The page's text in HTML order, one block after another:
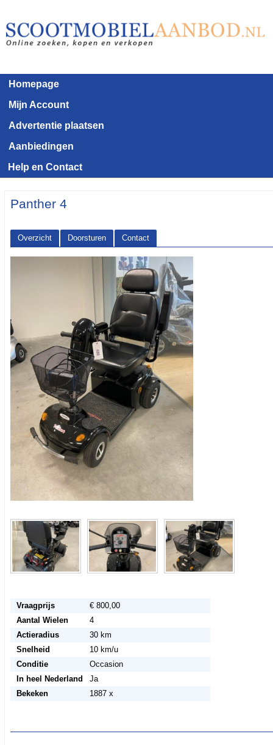
Homepage
Mijn Account
Advertentie plaatsen
Aanbiedingen
Help en Contact
Panther 4
Overzicht Doorsturen
Contact
<< Terug naar het advertentie overzicht
Vraagprijs
€ 800,00
Aantal Wielen
4
Actieradius
30 km
Snelheid
10 km/u
Conditie
Occasion
In heel Nederland
Ja
Bekeken
1887 x